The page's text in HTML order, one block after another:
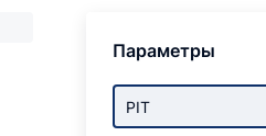
Параметры
PIT